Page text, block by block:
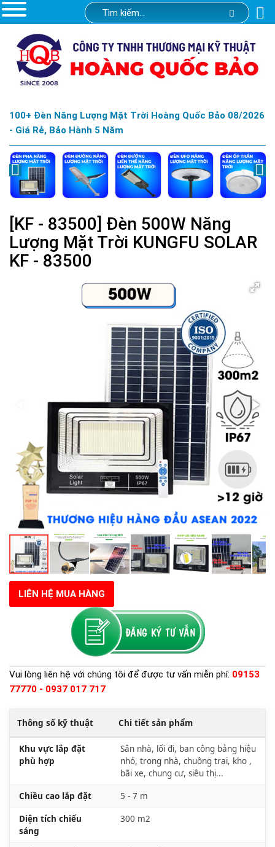
100+ Đèn Năng Lượng Mặt Trời Hoàng Quốc Bảo 08/2026
- Giá Rẻ, Bảo Hành 5 Năm
[KF - 83500] Đèn 500W Năng
Lượng Mặt Trời KUNGFU SOLAR
KF - 83500
LIÊN HỆ MUA HÀNG
Vui lòng liên hệ với chúng tôi để được tư vấn miễn phí: 09153
77770 - 0937 017 717
Thông số kỹ thuật Chi tiết sản phẩm
Khu vực lắp đặt
phù hợp
Sân nhà, lối đi, ban công bảng hiệu
nhỏ, trong nhà, chuồng trại, kho ,
bãi xe, chung cư, siêu thị...
Chiều cao lắp đặt 5 - 7 m
Diện tích chiếu
sáng
300 m2